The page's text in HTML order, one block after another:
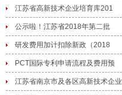
江苏省高新技术企业培育库201
公示啦！江苏省2018年第二批
研发费用加计扣除新政（2018
PCT国际专利申请流程及费用预
江苏省南京市及各区高新技术企业